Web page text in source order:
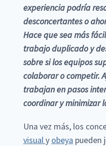
experiencia podría
desconcertantes o
Hace que sea más
trabajo duplicado y
sobre si los equipos
colaborar o competir.
trabajan en pasos
coordinar y minimizar
Una vez más, los
visualy obeya pueden